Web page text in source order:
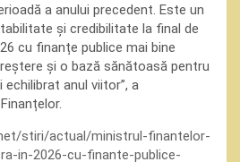
a anului precedent. Este un
și credibilitate la final de
cu finanțe publice mai bine
și o bază sănătoasă pentru
anul viitor”, a
stiri/actual/ministrul-finantelor-
in-2026-cu-finante-publice-